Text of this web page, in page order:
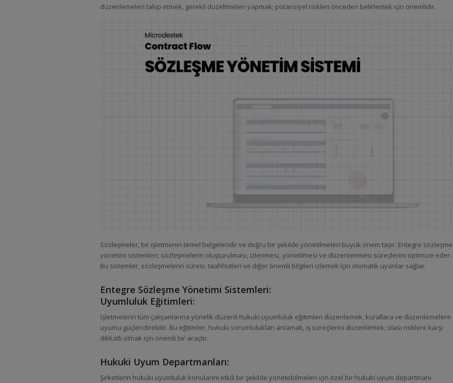
düzenlemeleri takip etmek, gerekli düzeltmeleri yapmak; potansiyel riskleri önceden belirlemek için önemlidir.
Sözleşmeler, bir işletmenin temel belgeleridir ve doğru bir şekilde yönetilmeleri büyük önem taşır. Entegre sözleşme
yönetimi sistemleri, sözleşmelerin oluşturulması, izlenmesi, yönetilmesi ve düzenlenmesi süreçlerini optimize eder.
Bu sistemler, sözleşmelerin süresi, taahhütleri ve diğer önemli bilgileri izlemek için otomatik uyarılar sağlar.
Entegre Sözleşme Yönetimi Sistemleri:
Uyumluluk Eğitimleri:
İşletmelerin tüm çalışanlarına yönelik düzenli hukuki uyumluluk eğitimleri düzenlemek, kurallara ve düzenlemelere
uyumu güçlendirebilir. Bu eğitimler, hukuki sorumlulukları anlamak, iş süreçlerini düzenlemek; olası risklere karşı
dikkatli olmak için önemli bir araçtır.
Hukuki Uyum Departmanları:
Şirketlerin hukuki uyumluluk konularını etkili bir şekilde yönetebilmeleri için özel bir hukuki uyum departmanı